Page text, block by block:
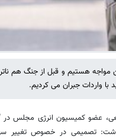
هستیم و قبل از جنگ هم
عضو کمیسیون انرژی مجلس
تصمیمی در خصوص تغییر